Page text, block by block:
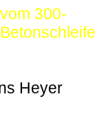
300-
Heyer